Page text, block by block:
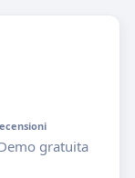
gratuita